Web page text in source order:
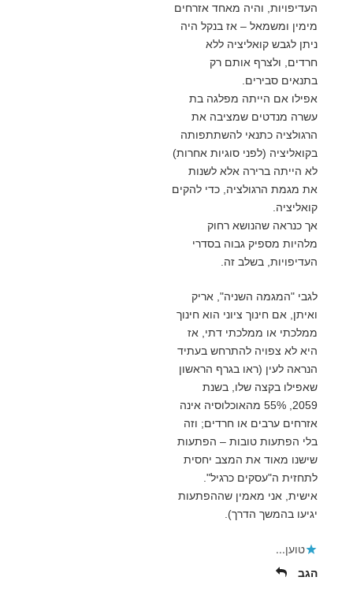
העדיפויות, והיה מאחד אזרחים
מימין ומשמאל – אז בנקל היה
ניתן לגבש קואליציה ללא
חרדים, ולצרף אותם רק
בתנאים סבירים.
אפילו אם הייתה מפלגה בת
עשרה מנדטים שמציבה את
הרגולציה כתנאי להשתתפותה
בקואליציה (לפני סוגיות אחרות)
לא הייתה ברירה אלא לשנות
את מגמת הרגולציה, כדי להקים
קואליציה.
אך כנראה שהנושא רחוק
מלהיות מספיק גבוה בסדרי
העדיפויות, בשלב זה.
לגבי "המגמה השניה", אריק
ואיתן, אם חינוך ציוני הוא חינוך
ממלכתי או ממלכתי דתי, אז
היא לא צפויה להתרחש בעתיד
הנראה לעין (ראו בגרף הראשון
שאפילו בקצה שלו, בשנת
2059, 55% מהאוכלוסיה אינה
אזרחים ערבים או חרדים; וזה
בלי הפתעות טובות – הפתעות
שישנו מאוד את המצב יחסית
לתחזית ה"עסקים כרגיל".
אישית, אני מאמין שההפתעות
יגיעו בהמשך הדרך).
טוען...
הגב